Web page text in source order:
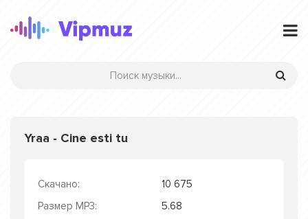
Yraa - Cine esti tu
Скачано:
10 675
Размер MP3:
5.68